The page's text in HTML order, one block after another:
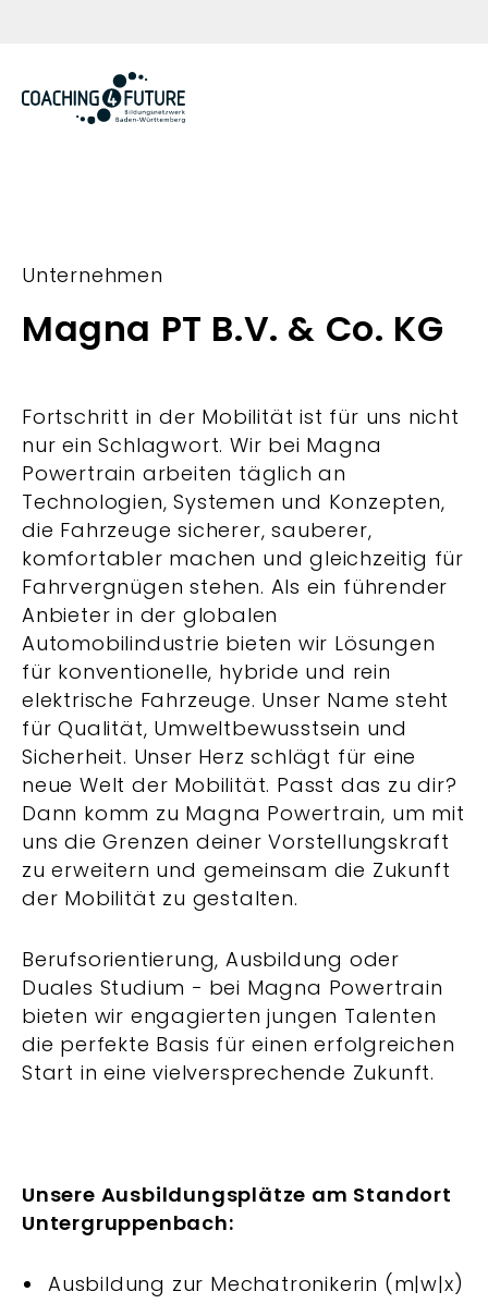
Unternehmen
Magna PT B.V. & Co. KG
Fortschritt in der Mobilität ist für uns nicht
nur ein Schlagwort. Wir bei Magna
Powertrain arbeiten täglich an
Technologien, Systemen und Konzepten,
die Fahrzeuge sicherer, sauberer,
komfortabler machen und gleichzeitig für
Fahrvergnügen stehen. Als ein führender
Anbieter in der globalen
Automobilindustrie bieten wir Lösungen
für konventionelle, hybride und rein
elektrische Fahrzeuge. Unser Name steht
für Qualität, Umweltbewusstsein und
Sicherheit. Unser Herz schlägt für eine
neue Welt der Mobilität. Passt das zu dir?
Dann komm zu Magna Powertrain, um mit
uns die Grenzen deiner Vorstellungskraft
zu erweitern und gemeinsam die Zukunft
der Mobilität zu gestalten.
Berufsorientierung, Ausbildung oder
Duales Studium − bei Magna Powertrain
bieten wir engagierten jungen Talenten
die perfekte Basis für einen erfolgreichen
Start in eine vielversprechende Zukunft.
Unsere Ausbildungsplätze am Standort
Untergruppenbach:
Ausbildung zur Mechatronikerin (m|w|x)